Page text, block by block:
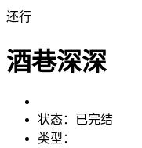
还行
酒巷深深
状态： 已完结
类型：